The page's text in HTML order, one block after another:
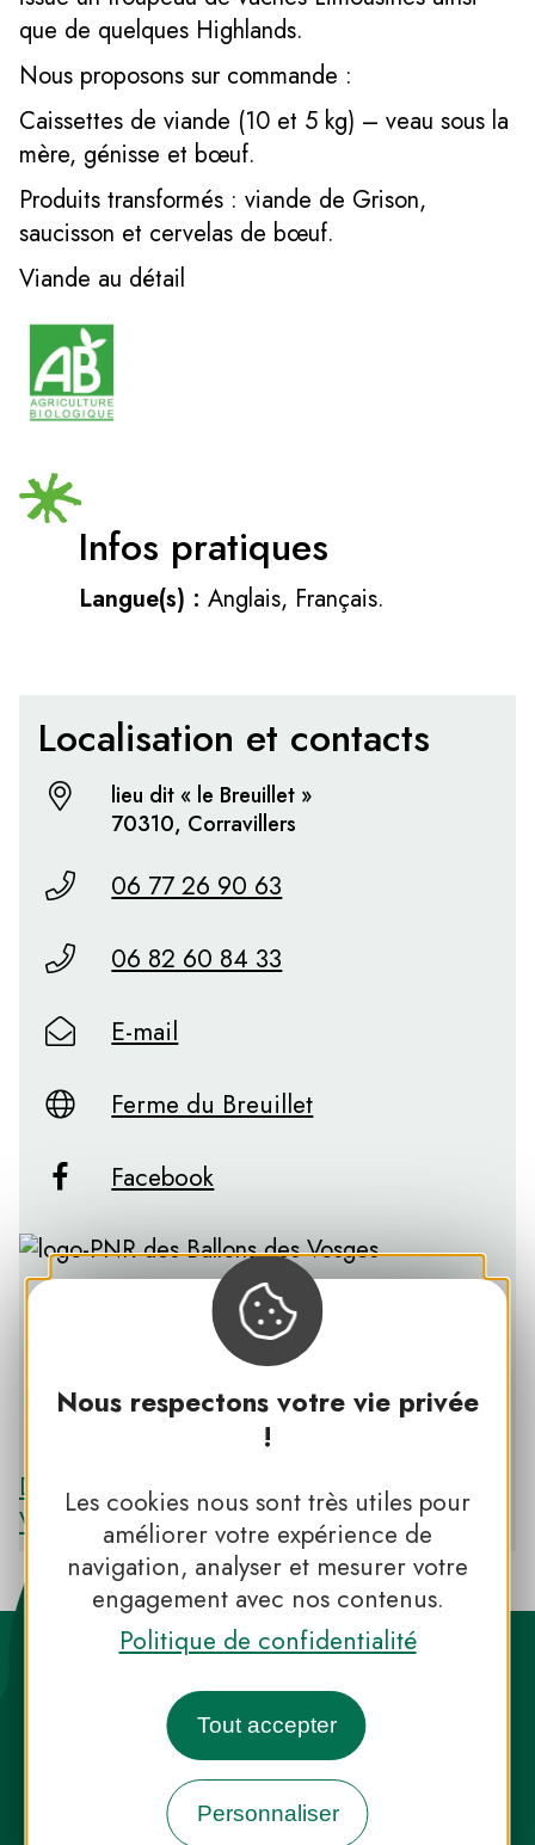
Nous respectons votre vie privée
!
Les cookies nous sont très utiles pour
améliorer votre expérience de
navigation, analyser et mesurer votre
engagement avec nos contenus.
Politique de confidentialité
Tout accepter
Personnaliser
que de quelques Highlands.
Nous proposons sur commande :
Caissettes de viande (10 et 5 kg) – veau sous la
mère, génisse et bœuf.
Produits transformés : viande de Grison,
saucisson et cervelas de bœuf.
Viande au détail
Infos pratiques
Langue(s) : Anglais, Français.
Localisation et contacts
lieu dit « le Breuillet »
70310, Corravillers
06 77 26 90 63
06 82 60 84 33
E-mail
Ferme du Breuillet
Facebook
PNR DES BALLONS DES VOSGES
Découvrir le PNR DES BALLONS DES
VOSGES
Destination Parcs, de l’inspiration en
toute saison